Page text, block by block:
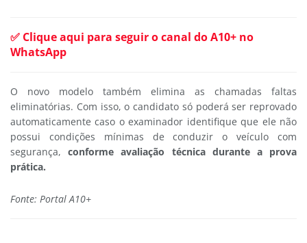
✅ Clique aqui para seguir o canal do A10+ no
WhatsApp
O novo modelo também elimina as chamadas faltas
eliminatórias. Com isso, o candidato só poderá ser reprovado
automaticamente caso o examinador identifique que ele não
possui condições mínimas de conduzir o veículo com
segurança,conforme avaliação técnica durante a prova
prática.
Fonte: Portal A10+